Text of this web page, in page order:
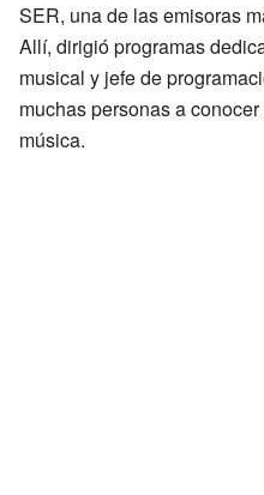
SER, una de las emisoras
Allí, dirigió programas
musical y jefe de
muchas personas a
música.